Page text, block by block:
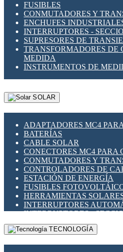
FUSIBLES
CONMUTADORES Y
ENCHUFES
INTERRUPTORES -
SUPRESORES DE
TRANSFORMADORES DE
MEDIDA
INSTRUMENTOS DE
SOLAR
ADAPTADORES MC4
BATERÍAS
CABLE SOLAR
CONECTORES MC4 PARA
CONMUTADORES Y
CONTROLADORES DE
ESTACIÓN DE ENERGÍA
FUSIBLES
HERRAMIENTAS
INTERRUPTORES
INTERRUPTORES -
FOTOVOLTÁICOS
MONTAJE PANEL SOLAR
TECNOLOGÍA